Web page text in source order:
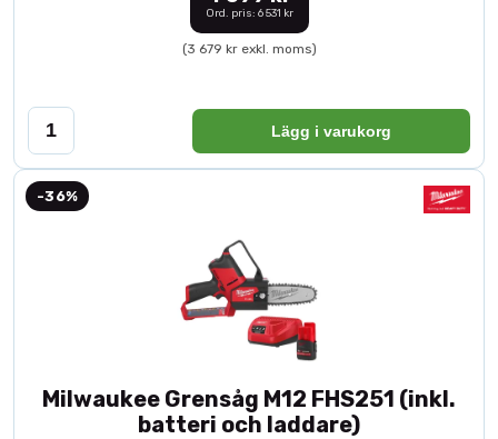
Ord. pris: 6 531 kr
(3 679 kr exkl. moms)
Lägg i varukorg
-36%
Milwaukee Grensåg M12 FHS251 (inkl.
batteri och laddare)